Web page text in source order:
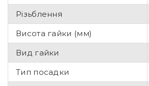
Різьблення
Висота гайки (мм)
Вид гайки
Тип посадки